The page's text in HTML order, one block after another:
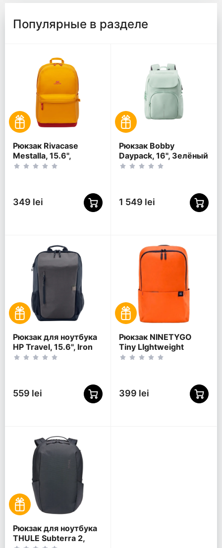
Популярные в разделе
Рюкзак Rivacase
Mestalla, 15.6",
Золотой
349 lei
Рюкзак Bobby
Daypack, 16", Зелёный
1 549 lei
Рюкзак для ноутбука
HP Travel, 15.6", Iron
Grey
559 lei
Рюкзак NINETYGO
Tiny LIghtweight
Casual, 15.6",
399 lei
Рюкзак для ноутбука
THULE Subterra 2,